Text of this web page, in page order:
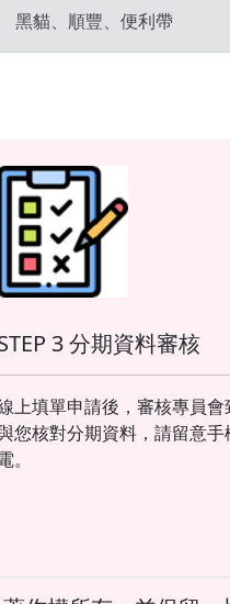
黑貓、順豐、便利帶
3 分期資料審核
上填單申請後，審核專員會
您核對分期資料，請留意手
。